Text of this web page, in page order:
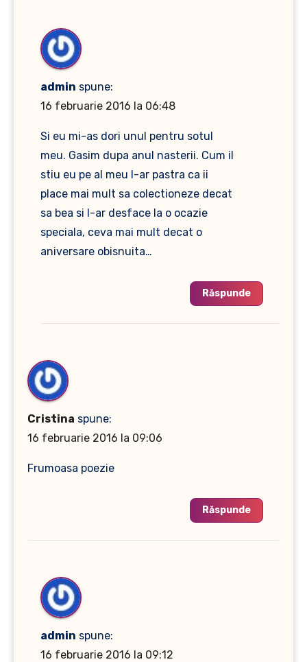
admin spune:
16 februarie 2016 la 06:48
Si eu mi-as dori unul pentru sotul
meu. Gasim dupa anul nasterii. Cum il
stiu eu pe al meu l-ar pastra ca ii
place mai mult sa colectioneze decat
sa bea si l-ar desface la o ocazie
speciala, ceva mai mult decat o
aniversare obisnuita…
Răspunde
Cristina spune:
16 februarie 2016 la 09:06
Frumoasa poezie
Răspunde
admin spune:
16 februarie 2016 la 09:12